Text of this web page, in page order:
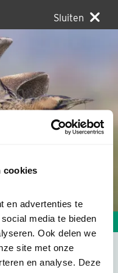
cookies
en advertenties te
media te bieden
Ook delen we
site met onze
en analyse. Deze
Sluiten
Vorige foto